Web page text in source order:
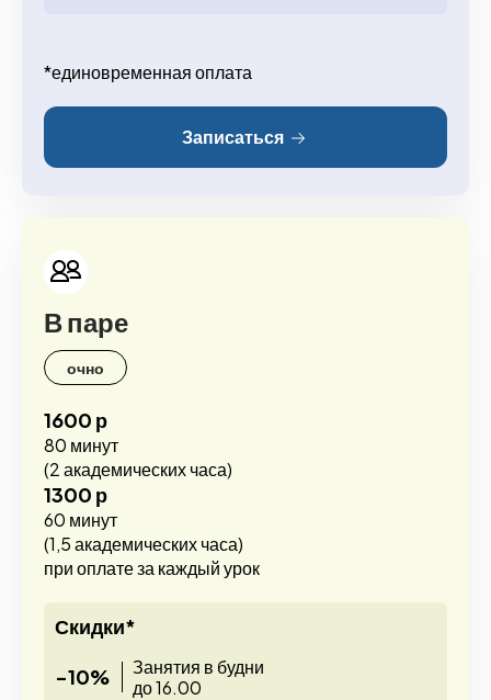
*единовременная оплата
Записаться
В паре
очно
1600 р
80 минут
(2 академических часа)
1300 р
60 минут
(1,5 академических часа)
при оплате за каждый урок
Скидки*
-10%
Занятия в будни
до 16.00